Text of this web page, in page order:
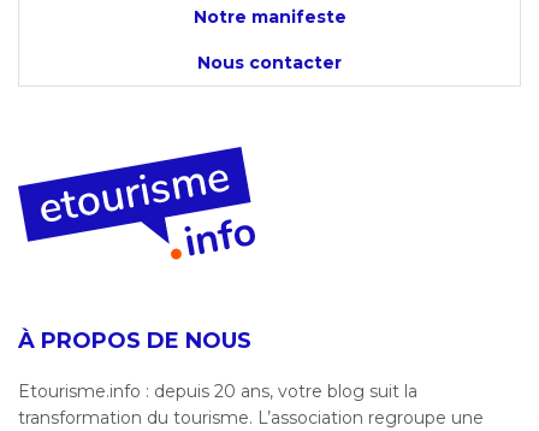
Notre manifeste
Nous contacter
À PROPOS DE NOUS
Etourisme.info : depuis 20 ans, votre blog suit la
transformation du tourisme. L’association regroupe une